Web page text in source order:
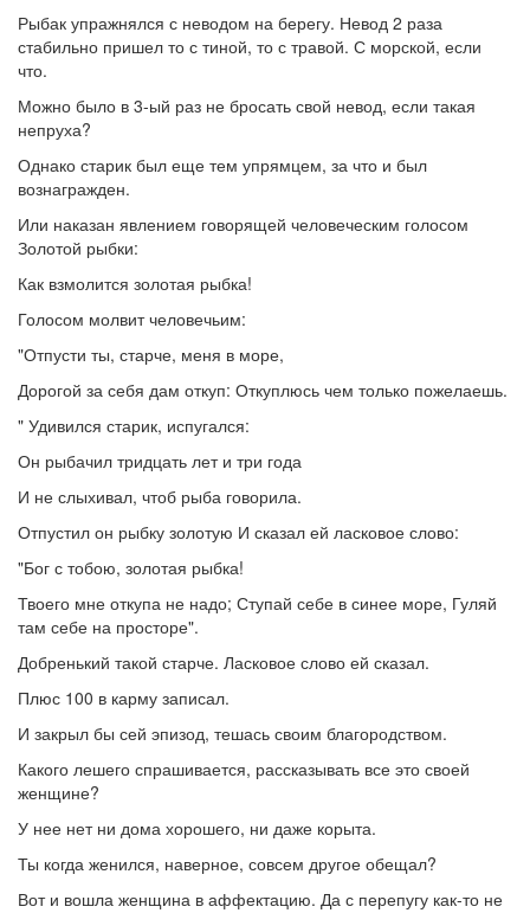
Рыбак упражнялся с неводом на берегу. Невод 2 раза
стабильно пришел то с тиной, то с травой. С морской, если
что.
Можно было в 3-ый раз не бросать свой невод, если такая
непруха?
Однако старик был еще тем упрямцем, за что и был
вознагражден.
Или наказан явлением говорящей человеческим голосом
Золотой рыбки:
Как взмолится золотая рыбка!
Голосом молвит человечьим:
"Отпусти ты, старче, меня в море,
Дорогой за себя дам откуп: Откуплюсь чем только пожелаешь.
" Удивился старик, испугался:
Он рыбачил тридцать лет и три года
И не слыхивал, чтоб рыба говорила.
Отпустил он рыбку золотую И сказал ей ласковое слово:
"Бог с тобою, золотая рыбка!
Твоего мне откупа не надо; Ступай себе в синее море, Гуляй
там себе на просторе".
Добренький такой старче. Ласковое слово ей сказал.
Плюс 100 в карму записал.
И закрыл бы сей эпизод, тешась своим благородством.
Какого лешего спрашивается, рассказывать все это своей
женщине?
У нее нет ни дома хорошего, ни даже корыта.
Ты когда женился, наверное, совсем другое обещал?
Вот и вошла женщина в аффектацию. Да с перепугу как-то не